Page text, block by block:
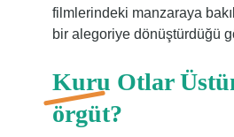
filmlerindeki manzaraya
bir alegoriye dönüştürdüğü
Kuru Otlar
örgüt?